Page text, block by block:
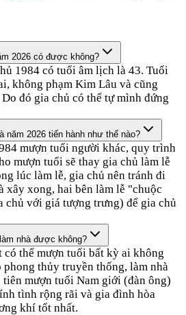
2026 có được không?
1984 có tuổi âm lịch là 43. Tuổi
không phạm Kim Lâu và cũng
đó gia chủ có thể tự mình đứng
năm 2026 tiến hành như thế nào?
mượn tuổi người khác, quy trình
mượn tuổi sẽ thay gia chủ làm lễ
lúc làm lễ, gia chủ nên tránh đi
xây xong, hai bên làm lễ "chuộc
chủ với giá tượng trưng) để gia chủ
nhà được không?
thể mượn tuổi bất kỳ ai không
phong thủy truyền thống, làm nhà
mượn tuổi Nam giới (đàn ông)
tình rộng rãi và gia đình hòa
khí tốt nhất.